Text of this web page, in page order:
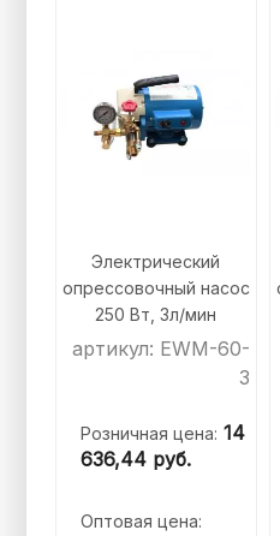
Электрический
опрессовочный насос
250 Вт, 3л/мин
артикул: EWM-60-
3
Розничная цена: 14
636,44 руб.
Оптовая цена: